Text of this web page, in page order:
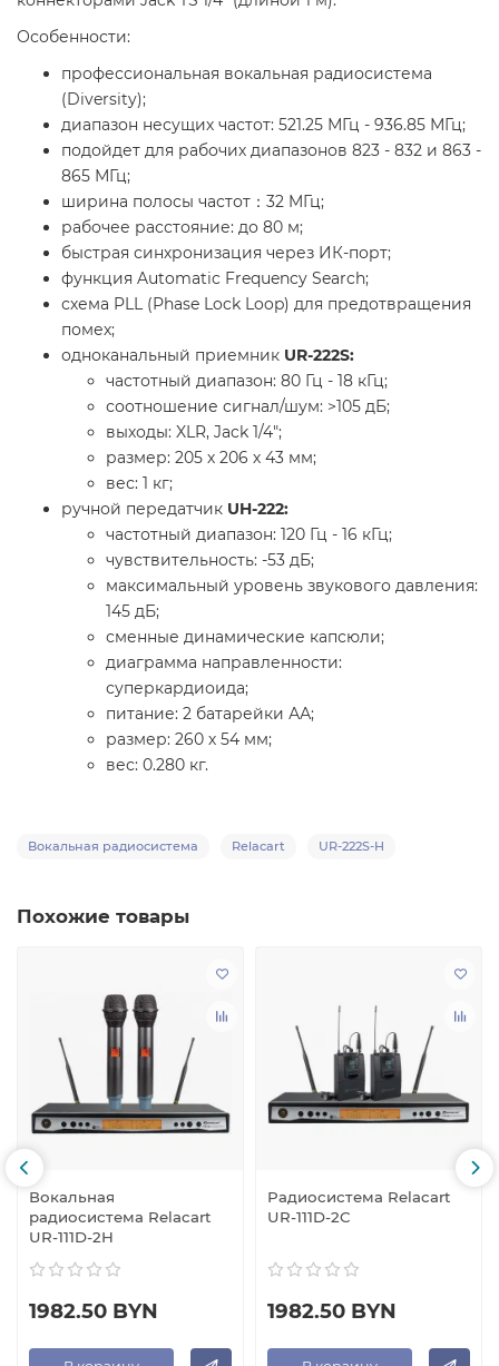
Особенности:
профессиональная вокальная радиосистема
(Diversity);
диапазон несущих частот: 521.25 МГц - 936.85 МГц;
подойдет для рабочих диапазонов 823 - 832 и 863 -
865 МГц;
ширина полосы частот：32 MГц;
рабочее расстояние: до 80 м;
быстрая синхронизация через ИК-порт;
функция Automatic Frequency Search;
схема PLL (Phase Lock Loop) для предотвращения
помех;
одноканальный приемник UR-222S:
частотный диапазон: 80 Гц - 18 кГц;
соотношение сигнал/шум: >105 дБ;
выходы: XLR, Jack 1/4";
размер: 205 х 206 х 43 мм;
вес: 1 кг;
ручной передатчик UH-222:
частотный диапазон: 120 Гц - 16 кГц;
чувствительность: -53 дБ;
максимальный уровень звукового давления:
145 дБ;
сменные динамические капсюли;
диаграмма направленности:
суперкардиоида;
питание: 2 батарейки АА;
размер: 260 х 54 мм;
вес: 0.280 кг.
Вокальная радиосистема Relacart UR-222S-H
Похожие товары
Вокальная
радиосистема Relacart
UR-111D-2H
1982.50 BYN
Радиосистема Relacart
UR-111D-2C
1982.50 BYN